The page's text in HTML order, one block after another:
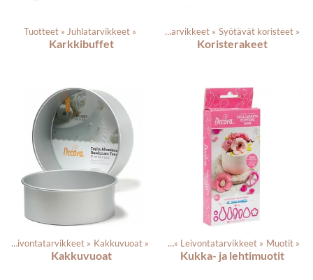
Tuotteet ‪» Juhlatarvikkeet ‪»
Karkkibuffet
Tuotteet Elintarvikkeet ‪» Syötävät koristeet ‪»
Koristerakeet
Leivontatarvikkeet ‪» Kakkuvuoat ‪»
Kakkuvuoat
Tuotteet ‪» Leivontatarvikkeet ‪» Muotit ‪»
Kukka- ja lehtimuotit